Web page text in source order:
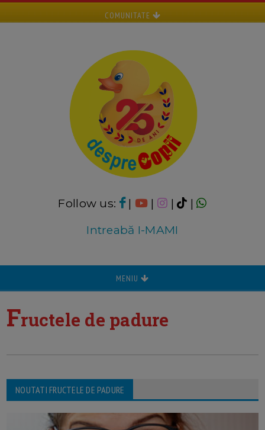
COMUNITATE
Follow us: | | |
|
Intreabă I-MAMI
MENIU
Fructele de padure
NOUTATI FRUCTELE DE PADURE